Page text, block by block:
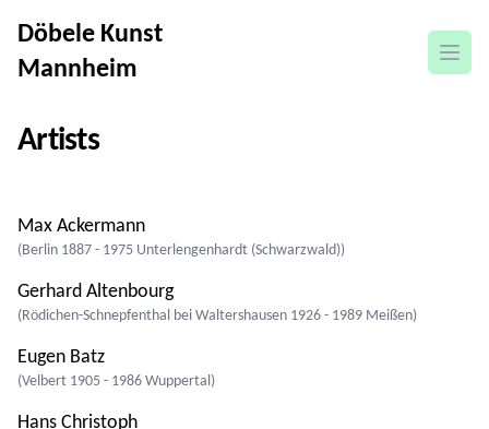
Döbele Kunst
Mannheim
open
Artists
Max Ackermann
(Berlin 1887 - 1975 Unterlengenhardt (Schwarzwald))
Gerhard Altenbourg
(Rödichen-Schnepfenthal bei Waltershausen 1926 - 1989 Meißen)
Eugen Batz
(Velbert 1905 - 1986 Wuppertal)
Hans Christoph